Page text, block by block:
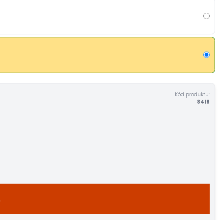
Kód produktu:
8418